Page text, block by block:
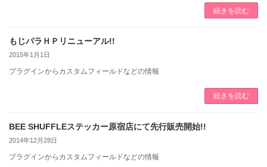
続きを読む
もじパラＨＰリニューアル!!
2015年1月1日
プラグインからカスタムフィールドなどの情報
続きを読む
BEE SHUFFLEステッカー原宿店にて先行販売開始!!
2014年12月28日
プラグインからカスタムフィールドなどの情報